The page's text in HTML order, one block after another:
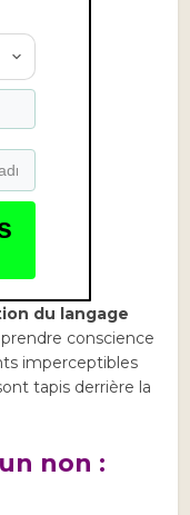
du langage
conscience
imperceptibles
tapis derrière la
non :